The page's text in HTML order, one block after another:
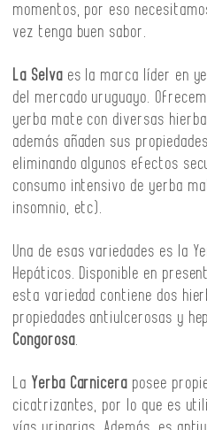
momentos, por eso
vez tenga buen sabor.
La Selva es la marca líder en
del mercado uruguayo.
yerba mate con diversas
además añaden sus
eliminando algunos efectos
consumo intensivo de yerba
insomnio, etc).
Una de esas variedades es la
Hepáticos. Disponible en
esta variedad contiene dos
propiedades antiulcerosas y
Congorosa.
La Yerba Carnicera posee
cicatrizantes, por lo que es